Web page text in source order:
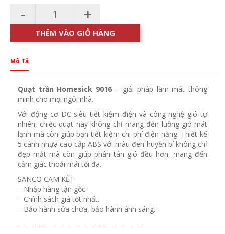
- +
THÊM VÀO GIỎ HÀNG
Mô Tả
Quạt trần Homesick 9016 – giải pháp làm mát thông
minh cho mọi ngôi nhà.
Với động cơ DC siêu tiết kiệm điện và công nghệ gió tự
nhiên, chiếc quạt này không chỉ mang đến luồng gió mát
lạnh mà còn giúp bạn tiết kiệm chi phí điện năng. Thiết kế
5 cánh nhựa cao cấp ABS với màu đen huyền bí không chỉ
đẹp mắt mà còn giúp phân tán gió đều hơn, mang đến
cảm giác thoải mái tối đa.
SANCO CAM KẾT
– Nhập hàng tận gốc.
– Chính sách giá tốt nhất.
– Bảo hành sửa chữa, bảo hành ánh sáng.
————————————————–